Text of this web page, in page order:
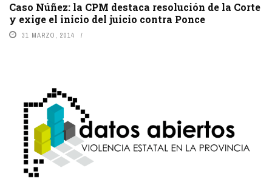
Caso Núñez: la CPM destaca resolución de la Corte
y exige el inicio del juicio contra Ponce
31 MARZO, 2014